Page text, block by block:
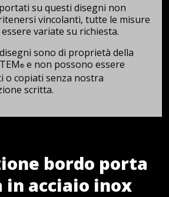
su questi disegni non
vincolanti, tutte le misure
variate su richiesta.
sono di proprietà della
® e non possono essere
o copiati senza nostra
scritta.
bordo porta
in acciaio inox